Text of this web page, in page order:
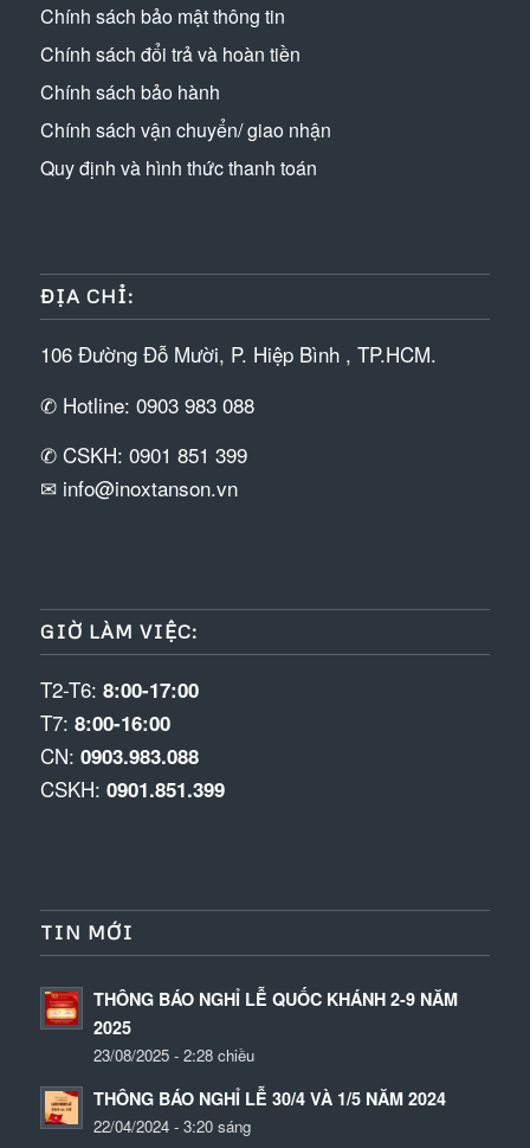
Chính sách bảo mật thông tin
Chính sách đổi trả và hoàn tiền
Chính sách bảo hành
Chính sách vận chuyển/ giao nhận
Quy định và hình thức thanh toán
ĐỊA CHỈ:
106 Đường Đỗ Mười, P. Hiệp Bình , TP.HCM.
✆ Hotline: 0903 983 088
✆ CSKH: 0901 851 399
✉ info@inoxtanson.vn
GIỜ LÀM VIỆC:
T2-T6: 8:00-17:00
T7: 8:00-16:00
CN: 0903.983.088
CSKH: 0901.851.399
TIN MỚI
THÔNG BÁO NGHỈ LỄ QUỐC KHÁNH 2-9 NĂM
2025
23/08/2025 - 2:28 chiều
THÔNG BÁO NGHỈ LỄ 30/4 VÀ 1/5 NĂM 2024
22/04/2024 - 3:20 sáng